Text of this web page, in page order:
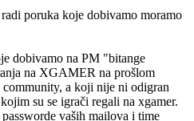
poruka koje dobivamo moramo
dobivamo na PM "bitange
na XGAMER na prošlom
a koji nije ni odigran
su se igrači regali na xgamer.
vaših mailova i time